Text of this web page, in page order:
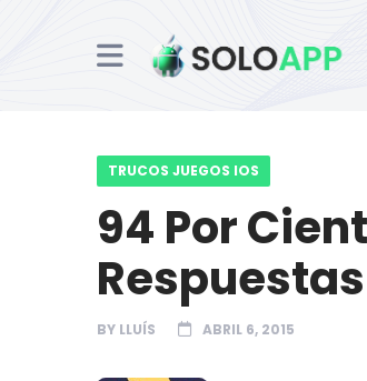
TRUCOS JUEGOS IOS
94 Por
BY LLUÍS ABRIL 6, 2015